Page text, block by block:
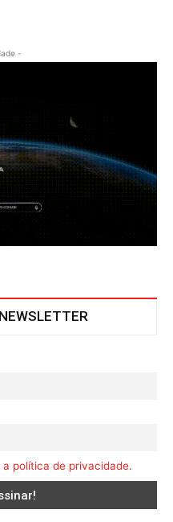
-
política de privacidade.